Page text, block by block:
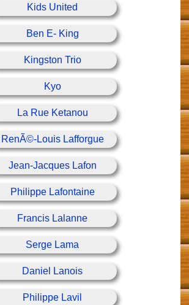
Kids United
Ben E- King
Kingston Trio
Kyo
La Rue Ketanou
RenÃ©-Louis Lafforgue
Jean-Jacques Lafon
Philippe Lafontaine
Francis Lalanne
Serge Lama
Daniel Lanois
Philippe Lavil